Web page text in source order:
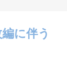
に伴う